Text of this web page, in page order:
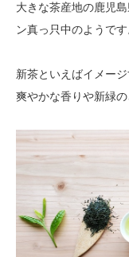
大きな茶産地の鹿児
ン真っ只中のようです
新茶といえばイメー
爽やかな香りや新緑